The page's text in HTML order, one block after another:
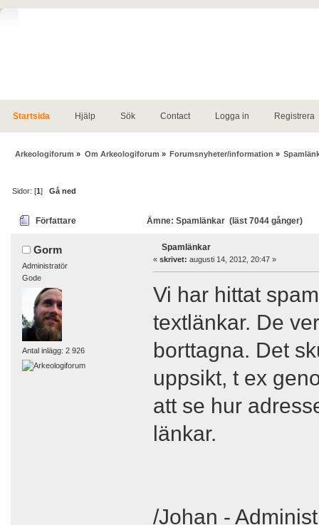
Startsida Hjälp Sök Contact Logga in Registrera
Arkeologiforum » Om Arkeologiforum » Forumsnyheter/information »
Sidor: [1]Gå ned
Författare Ämne: Spamlänkar (läst 7044 gånger)
Gorm
Administratör
Gode
Antal inlägg: 2 926
Spamlänkar
« skrivet: augusti 14, 2012, 20:47 »
Vi har hittat
textlänkar. De
borttagna. Det
uppsikt, t ex
att se hur
länkar.
/Johan -